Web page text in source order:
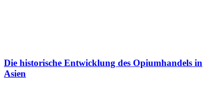
Die historische Entwicklung des Opiumhandels in
Asien